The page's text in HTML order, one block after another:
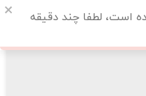
است، لطفا چند دقیقه